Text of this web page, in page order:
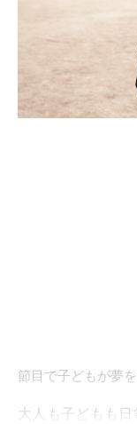
節目で子どもが夢
大人も子どもも